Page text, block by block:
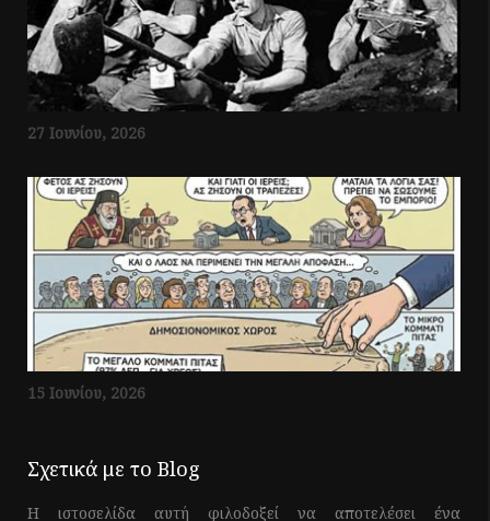
27 Ιουνίου, 2026
15 Ιουνίου, 2026
Σχετικά με το Blog
Η ιστοσελίδα αυτή φιλοδοξεί να αποτελέσει ένα